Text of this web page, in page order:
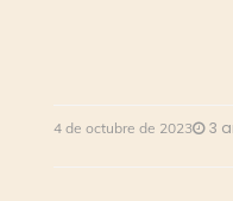
4 de octubre de 2023 3